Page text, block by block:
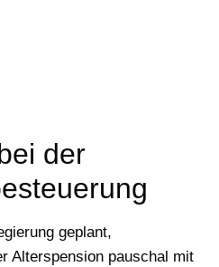
der
geplant,
Alterspension pauschal mit